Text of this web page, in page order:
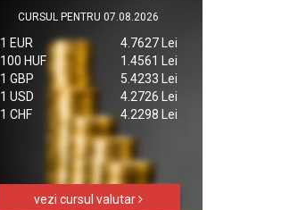
CURSUL PENTRU 07.08.2026
1 EUR
4.7627 Lei
100 HUF
1.4561 Lei
1 GBP
5.4233 Lei
1 USD
4.2726 Lei
1 CHF
4.2298 Lei
vezi cursul valutar